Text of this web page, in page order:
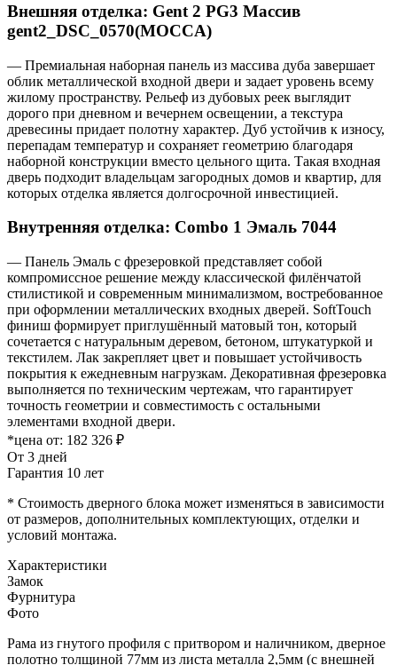
Внешняя отделка: Gent 2 PG3 Массив
gent2_DSC_0570(MOCCA)
— Премиальная наборная панель из массива дуба завершает
облик металлической входной двери и задает уровень всему
жилому пространству. Рельеф из дубовых реек выглядит
дорого при дневном и вечернем освещении, а текстура
древесины придает полотну характер. Дуб устойчив к износу,
перепадам температур и сохраняет геометрию благодаря
наборной конструкции вместо цельного щита. Такая входная
дверь подходит владельцам загородных домов и квартир, для
которых отделка является долгосрочной инвестицией.
Внутренняя отделка: Combo 1 Эмаль 7044
— Панель Эмаль с фрезеровкой представляет собой
компромиссное решение между классической филёнчатой
стилистикой и современным минимализмом, востребованное
при оформлении металлических входных дверей. SoftTouch
финиш формирует приглушённый матовый тон, который
сочетается с натуральным деревом, бетоном, штукатуркой и
текстилем. Лак закрепляет цвет и повышает устойчивость
покрытия к ежедневным нагрузкам. Декоративная фрезеровка
выполняется по техническим чертежам, что гарантирует
точность геометрии и совместимость с остальными
элементами входной двери.
*цена от: 182 326 ₽
От 3 дней
Гарантия 10 лет
* Стоимость дверного блока может изменяться в зависимости
от размеров, дополнительных комплектующих, отделки и
условий монтажа.
Характеристики
Замок
Фурнитура
Фото
Рама из гнутого профиля с притвором и наличником, дверное
полотно толщиной 77мм из листа металла 2,5мм (с внешней